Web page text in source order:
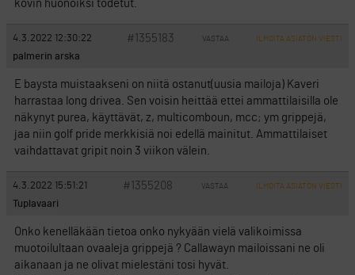
kovin huonoiksi todetut.
4.3.2022 12:30:22 #1355183 VASTAA ILMOITA ASIATON VIESTI
palmerin arska
E baysta muistaakseni on niitä ostanut(uusia mailoja) Kaveri
harrastaa long drivea. Sen voisin heittää ettei ammattilaisilla ole
näkynyt purea, käyttävät, z, multicomboun, mcc; ym grippejä,
jaa niin golf pride merkkisiä noi edellä mainitut. Ammattilaiset
vaihdattavat gripit noin 3 viikon välein.
4.3.2022 15:51:21 #1355208 VASTAA ILMOITA ASIATON VIESTI
Tuplavaari
Onko kenelläkään tietoa onko nykyään vielä valikoimissa
muotoilultaan ovaaleja grippejä ? Callawayn mailoissani ne oli
aikanaan ja ne olivat mielestäni tosi hyvät.